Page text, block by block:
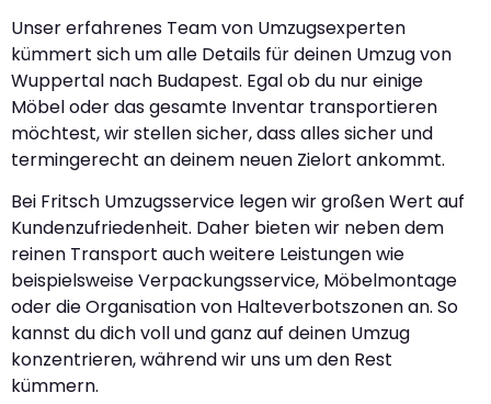
Unser erfahrenes Team von Umzugsexperten
kümmert sich um alle Details für deinen Umzug von
Wuppertal nach Budapest. Egal ob du nur einige
Möbel oder das gesamte Inventar transportieren
möchtest, wir stellen sicher, dass alles sicher und
termingerecht an deinem neuen Zielort ankommt.
Bei Fritsch Umzugsservice legen wir großen Wert auf
Kundenzufriedenheit. Daher bieten wir neben dem
reinen Transport auch weitere Leistungen wie
beispielsweise Verpackungsservice, Möbelmontage
oder die Organisation von Halteverbotszonen an. So
kannst du dich voll und ganz auf deinen Umzug
konzentrieren, während wir uns um den Rest
kümmern.